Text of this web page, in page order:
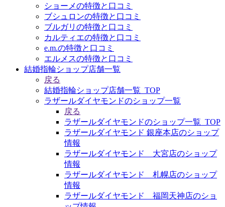
ショーメの特徴と口コミ
ブシュロンの特徴と口コミ
ブルガリの特徴と口コミ
カルティエの特徴と口コミ
e.m.の特徴と口コミ
エルメスの特徴と口コミ
結婚指輪ショップ店舗一覧
戻る
結婚指輪ショップ店舗一覧_TOP
ラザールダイヤモンドのショップ一覧
戻る
ラザールダイヤモンドのショップ一覧_TOP
ラザールダイヤモンド 銀座本店のショップ
情報
ラザールダイヤモンド 大宮店のショップ
情報
ラザールダイヤモンド 札幌店のショップ
情報
ラザールダイヤモンド 福岡天神店のショ